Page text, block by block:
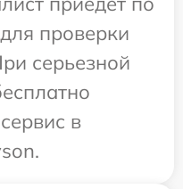
проверки
серьезной
в